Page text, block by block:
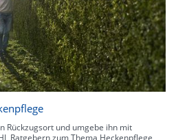
Rückzugsort und umgebe ihn mit
Ratgebern zum Thema Heckenpflege